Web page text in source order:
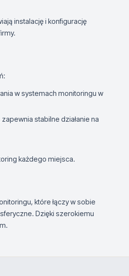
instalację i konfigurację
w systemach monitoringu w
stabilne działanie na
każdego miejsca.
które łączy w sobie
Dzięki szerokiemu